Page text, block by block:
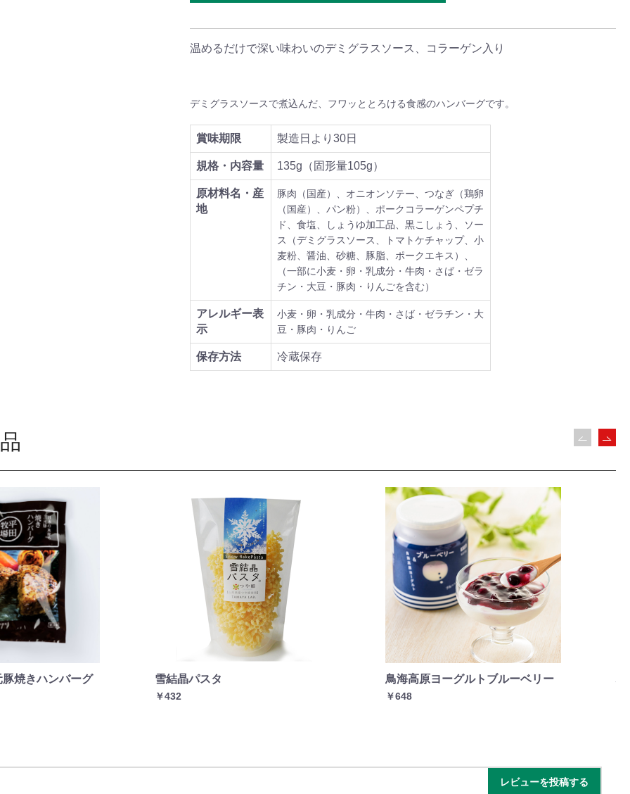
温めるだけで深い味わいのデミグラスソース、コラーゲン入り
デミグラスソースで煮込んだ、フワッととろける食感のハンバーグです。
賞味期限 製造日より30日
規格・内容量 135g（固形量105g）
原材料名・産
地
豚肉（国産）、オニオンソテー、つなぎ（鶏卵
（国産）、パン粉）、ポークコラーゲンペプチ
ド、食塩、しょうゆ加工品、黒こしょう、ソー
ス（デミグラスソース、トマトケチャップ、小
麦粉、醤油、砂糖、豚脂、ポークエキス）、
（一部に小麦・卵・乳成分・牛肉・さば・ゼラ
チン・大豆・豚肉・りんごを含む）
アレルギー表
示
小麦・卵・乳成分・牛肉・さば・ゼラチン・大
豆・豚肉・りんご
保存方法 冷蔵保存
焼きハンバーグ 雪結晶パスタ
￥432
鳥海高原ヨーグルトブルーベリー
￥648
レビューを投稿する